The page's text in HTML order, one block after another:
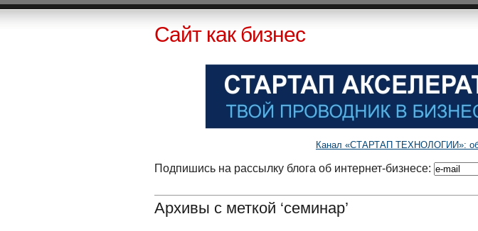
Сайт как бизнес
Канал «СТАРТАП ТЕХНОЛОГИИ»: об
Подпишись на рассылку блога об интернет-бизнесе:
Архивы с меткой ‘семинар’